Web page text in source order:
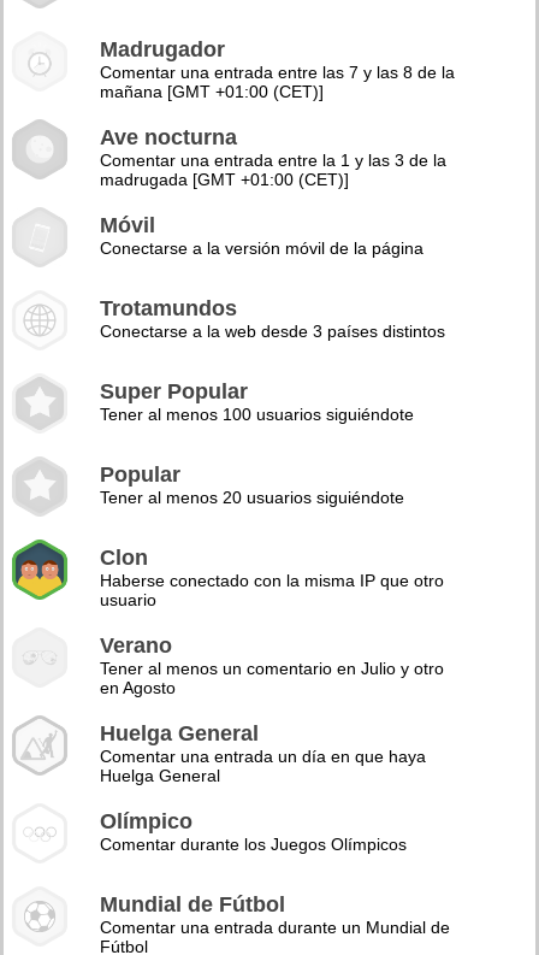
Madrugador
Comentar una entrada entre las 7 y las 8 de la
mañana [GMT +01:00 (CET)]
Ave nocturna
Comentar una entrada entre la 1 y las 3 de la
madrugada [GMT +01:00 (CET)]
Móvil
Conectarse a la versión móvil de la página
Trotamundos
Conectarse a la web desde 3 países distintos
Super Popular
Tener al menos 100 usuarios siguiéndote
Popular
Tener al menos 20 usuarios siguiéndote
Clon
Haberse conectado con la misma IP que otro
usuario
Verano
Tener al menos un comentario en Julio y otro
en Agosto
Huelga General
Comentar una entrada un día en que haya
Huelga General
Olímpico
Comentar durante los Juegos Olímpicos
Mundial de Fútbol
Comentar una entrada durante un Mundial de
Fútbol